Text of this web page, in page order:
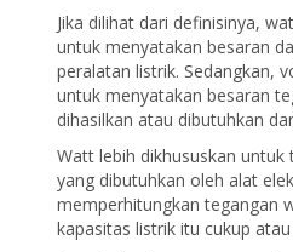
Jika dilihat dari definisinya,
untuk menyatakan besaran
peralatan listrik. Sedangkan,
untuk menyatakan besaran
dihasilkan atau dibutuhkan
Watt lebih dikhususkan untuk
yang dibutuhkan oleh alat
memperhitungkan tegangan
kapasitas listrik itu cukup